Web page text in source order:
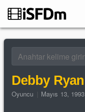
Debby Ryan
Oyuncu Mayıs 13, 1993